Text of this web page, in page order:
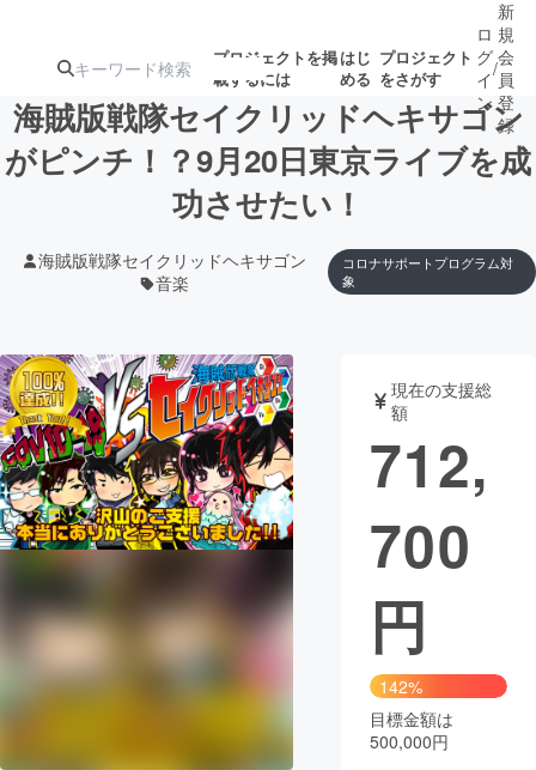
プロジェクトを掲
載するには
はじ
める
プロジェクト
をさがす
注目の新着プロ募集終了が近いプ
テクノロジー・ガジェット ゲーム・サ
映像・映画 書籍・雑誌
ビジネス・起業
まちづくり・地域活性化
CAMPFIRE for Social Good
CAMPFIRE Creation
CAMPFIREふるさと納税
コミュニティ
ロ
グ
イ
ン
/
新
規
会
員
登
録
海賊版戦隊セイクリッドヘキサゴン
がピンチ！？9月20日東京ライブを成
功させたい！
海賊版戦隊セイクリッドヘキサゴン
音楽
コロナサポートプログラム対
象
現在の支援総
額
712,
700
円
142%
目標金額は
500,000円